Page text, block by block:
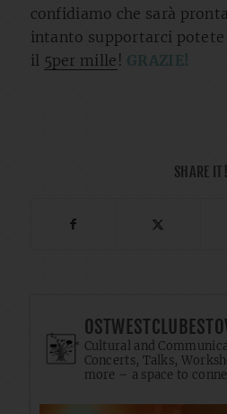
confidiamo che sarà
intanto supportarci potete
il 5per mille ! GRAZIE!
SHARE IT!
Cultural and
Concerts, Talks,
more – a space to